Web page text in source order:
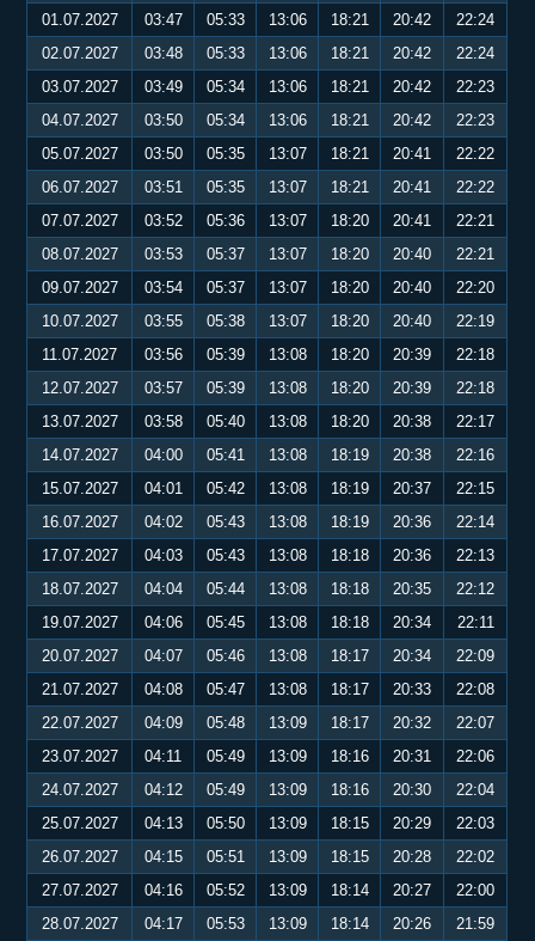
01.07.2027
03:47 05:33 13:06 18:21 20:42
22:24
02.07.2027
03:48 05:33 13:06 18:21 20:42
22:24
03.07.2027
03:49 05:34 13:06 18:21 20:42
22:23
04.07.2027
03:50 05:34 13:06 18:21 20:42
22:23
05.07.2027
03:50 05:35 13:07 18:21 20:41
22:22
06.07.2027
03:51 05:35 13:07 18:21 20:41
22:22
07.07.2027
03:52 05:36 13:07 18:20 20:41
22:21
08.07.2027
03:53 05:37 13:07 18:20 20:40
22:21
09.07.2027
03:54 05:37 13:07 18:20 20:40
22:20
10.07.2027
03:55 05:38 13:07 18:20 20:40
22:19
11.07.2027
03:56 05:39 13:08 18:20 20:39
22:18
12.07.2027
03:57 05:39 13:08 18:20 20:39
22:18
13.07.2027
03:58 05:40 13:08 18:20 20:38
22:17
14.07.2027
04:00 05:41 13:08 18:19 20:38
22:16
15.07.2027
04:01 05:42 13:08 18:19 20:37
22:15
16.07.2027
04:02 05:43 13:08 18:19 20:36
22:14
17.07.2027
04:03 05:43 13:08 18:18 20:36
22:13
18.07.2027
04:04 05:44 13:08 18:18 20:35
22:12
19.07.2027
04:06 05:45 13:08 18:18 20:34
22:11
20.07.2027
04:07 05:46 13:08 18:17 20:34
22:09
21.07.2027
04:08 05:47 13:08 18:17 20:33
22:08
22.07.2027
04:09 05:48 13:09 18:17 20:32
22:07
23.07.2027
04:11 05:49 13:09 18:16 20:31
22:06
24.07.2027
04:12 05:49 13:09 18:16 20:30
22:04
25.07.2027
04:13 05:50 13:09 18:15 20:29
22:03
26.07.2027
04:15 05:51 13:09 18:15 20:28
22:02
27.07.2027
04:16 05:52 13:09 18:14 20:27
22:00
28.07.2027
04:17 05:53 13:09 18:14 20:26
21:59